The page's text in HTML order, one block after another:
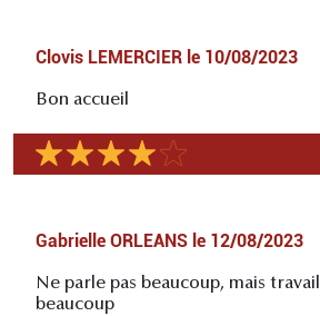
Clovis LEMERCIER le 10/08/2023
Bon accueil
Gabrielle ORLEANS le 12/08/2023
Ne parle pas beaucoup, mais travail
beaucoup